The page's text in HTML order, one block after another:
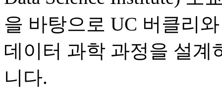
을 바탕으로 UC 버클리
데이터 과학 과정을 설계
니다.